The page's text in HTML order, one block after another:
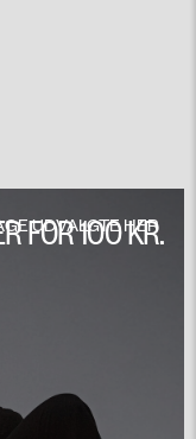
FOR 100 KR.
UDVALGTE HER